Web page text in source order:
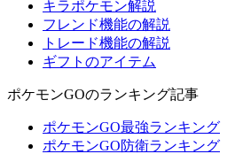
キラポケモン解説
フレンド機能の解説
トレード機能の解説
ギフトのアイテム
ポケモンGOのランキング記事
ポケモンGO最強ランキング
ポケモンGO防衛ランキング